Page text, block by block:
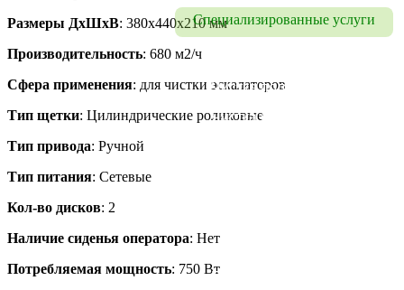
Специализированные услуги
Чистка полов
Чистка брусчатки в
осветительных приборов
Полировка мрамора
Размеры ДхШхВ: 380x440x210 мм
Производительность: 680 м2/ч
Сфера применения: для чистки эскалаторов
Тип щетки: Цилиндрические роликовые
Тип привода: Ручной
Тип питания: Сетевые
Кол-во дисков: 2
Наличие сиденья оператора: Нет
Потребляемая мощность: 750 Вт